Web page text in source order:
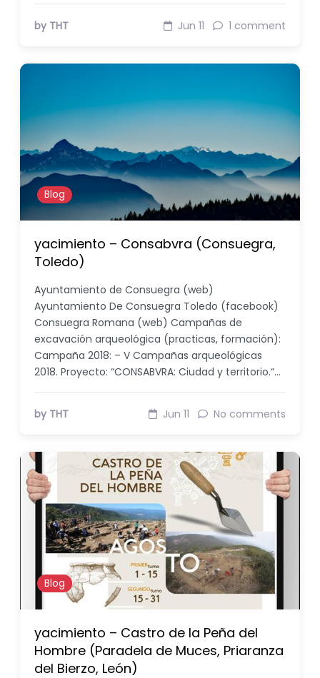
by THT Jun 11 1 comment
Blog
yacimiento – Consabvra (Consuegra,
Toledo)
Ayuntamiento de Consuegra (web)
Ayuntamiento De Consuegra Toledo (facebook)
Consuegra Romana (web) Campañas de
excavación arqueológica (practicas, formación):
Campaña 2018: – V Campañas arqueológicas
2018. Proyecto: “CONSABVRA: Ciudad y territorio.“…
by THT Jun 11 No comments
Blog
yacimiento – Castro de la Peña del
Hombre (Paradela de Muces, Priaranza
del Bierzo, León)